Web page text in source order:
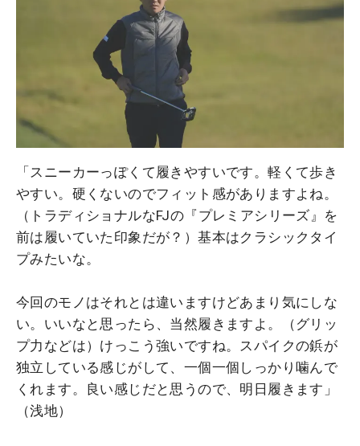
「スニーカーっぽくて履きやすいです。軽くて歩き
やすい。硬くないのでフィット感がありますよね。
（トラディショナルなFJの『プレミアシリーズ』を
前は履いていた印象だが？）基本はクラシックタイ
プみたいな。
今回のモノはそれとは違いますけどあまり気にしな
い。いいなと思ったら、当然履きますよ。（グリッ
プ力などは）けっこう強いですね。スパイクの鋲が
独立している感じがして、一個一個しっかり噛んで
くれます。良い感じだと思うので、明日履きます」
（浅地）